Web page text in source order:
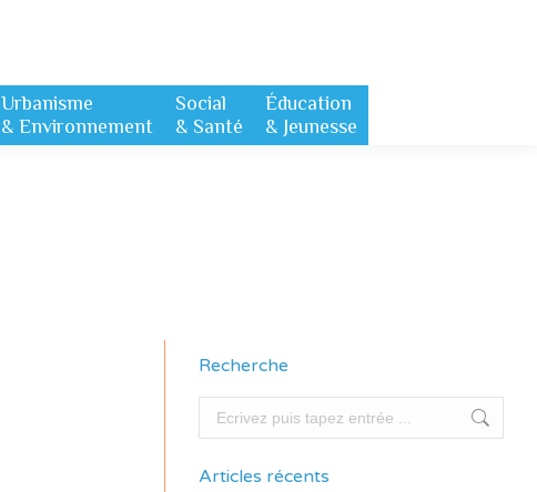
Urbanisme
& Environnement
Social
& Santé
Éducation
& Jeunesse
Recherche
Recherche
Articles récents